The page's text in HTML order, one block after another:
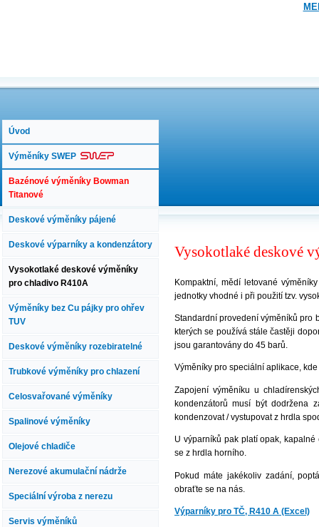
Úvod
Výměníky SWEP
Bazénové výměníky Bowman
Titanové
Deskové výměníky pájené
Deskové výparníky a kondenzátory
Vysokotlaké deskové výměníky
pro chladivo R410A
Výměníky bez Cu pájky pro ohřev
TUV
Deskové výměníky rozebiratelné
Trubkové výměníky pro chlazení
Celosvařované výměníky
Spalinové výměníky
Olejové chladiče
Nerezové akumulační nádrže
Speciální výroba z nerezu
Servis výměníků
Vysokotlaké deskové
Kompaktní, mědí letované
jednotky vhodné i při použití tzv.
Standardní provedení výměníků pro
kterých se používá stále častěji
jsou garantovány do 45 barů.
Výměníky pro speciální aplikace,
Zapojení výměníku u
kondenzátorů musí být dodržena
kondenzovat / vystupovat z hrdla
U výparníků pak platí opak,
se z hrdla horního.
Pokud máte jakékoliv zadání,
obraťte se na nás.
Výparníky pro TČ, R410 A (Excel)